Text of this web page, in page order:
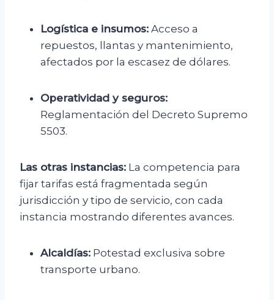
Logística e insumos: Acceso a
repuestos, llantas y mantenimiento,
afectados por la escasez de dólares.
Operatividad y seguros:
Reglamentación del Decreto Supremo
5503.
Las otras instancias: La competencia para
fijar tarifas está fragmentada según
jurisdicción y tipo de servicio, con cada
instancia mostrando diferentes avances.
Alcaldías: Potestad exclusiva sobre
transporte urbano.